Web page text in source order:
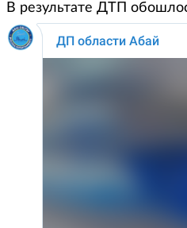
В результате ДТП